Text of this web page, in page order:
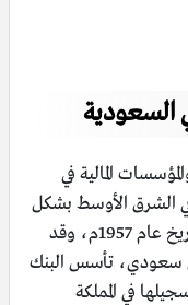
السعودية
المالية في
الشرق الأوسط بشكل
عام، وقد تأسس البنك وبدأ نشاطه في تاريخ عام 1957م، وقد
من 30 مليار ريال سعودي، تأسس البنك
في المملكة